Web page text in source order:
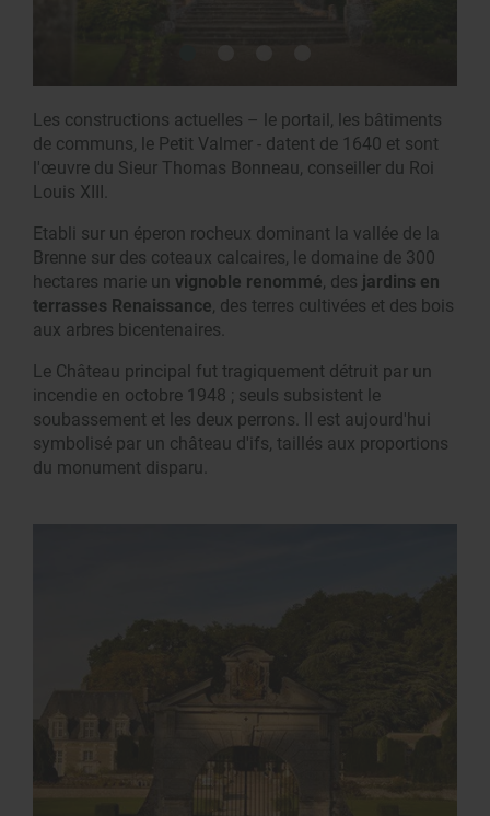
Les constructions actuelles – le portail, les bâtiments
de communs, le Petit Valmer - datent de 1640 et sont
l'œuvre du Sieur Thomas Bonneau, conseiller du Roi
Louis XIII.
Etabli sur un éperon rocheux dominant la vallée de la
Brenne sur des coteaux calcaires, le domaine de 300
hectares marie un vignoble renommé, des jardins en
terrasses Renaissance, des terres cultivées et des bois
aux arbres bicentenaires.
Le Château principal fut tragiquement détruit par un
incendie en octobre 1948 ; seuls subsistent le
soubassement et les deux perrons. Il est aujourd'hui
symbolisé par un château d'ifs, taillés aux proportions
du monument disparu.